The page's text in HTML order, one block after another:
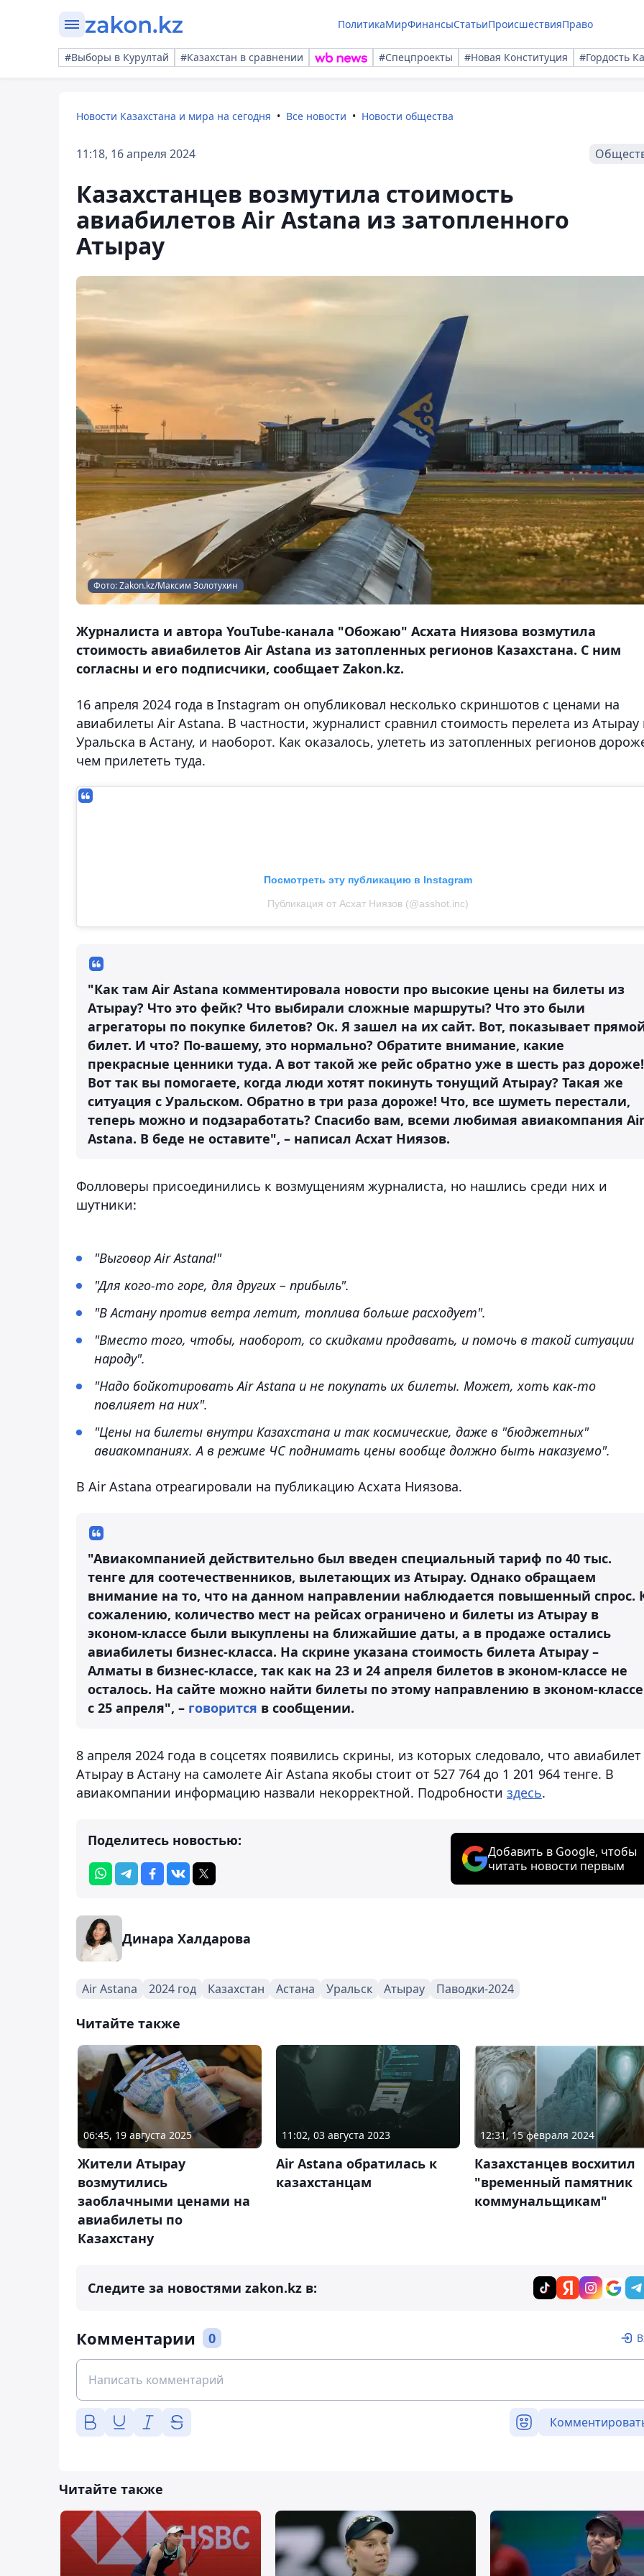
ПолитикаМирФинансыСтатьиПроисшествияПраво
#Выборы в Курултай #Казахстан в сравнении #Спецпроекты #Новая Конституция #Гордость
Новости Казахстана и мира на сегодня Все новости Новости общества
11:18, 16 апреля 2024
Казахстанцев возмутила стоимость
авиабилетов Air Astana из затопленного
Атырау
Фото: Zakon.kz/Максим Золотухин
Журналиста и автора YouTube-канала "Обожаю" Асхата Ниязова возмутила
стоимость авиабилетов Air Astana из затопленных регионов Казахстана. С ним
согласны и его подписчики, сообщает Zakon.kz.
16 апреля 2024 года в Instagram он опубликовал несколько скриншотов с ценами на
авиабилеты Air Astana. В частности, журналист сравнил стоимость перелета из Атырау
Уральска в Астану, и наоборот. Как оказалось, улететь из затопленных регионов
чем прилететь туда.
Посмотреть эту публикацию в Instagram
Публикация от Асхат Ниязов (@asshot.inc)
"Как там Air Astana комментировала новости про высокие цены на билеты из
Атырау? Что это фейк? Что выбирали сложные маршруты? Что это были
агрегаторы по покупке билетов? Ок. Я зашел на их сайт. Вот, показывает
билет. И что? По-вашему, это нормально? Обратите внимание, какие
прекрасные ценники туда. А вот такой же рейс обратно уже в шесть раз дороже!
Вот так вы помогаете, когда люди хотят покинуть тонущий Атырау? Такая же
ситуация с Уральском. Обратно в три раза дороже! Что, все шуметь перестали,
теперь можно и подзаработать? Спасибо вам, всеми любимая авиакомпания Air
Astana. В беде не оставите", – написал Асхат Ниязов.
Фолловеры присоединились к возмущениям журналиста, но нашлись среди них и
шутники:
"Выговор Air Astana!"
"Для кого-то горе, для других – прибыль".
"В Астану против ветра летит, топлива больше расходует".
"Вместо того, чтобы, наоборот, со скидками продавать, и помочь в такой ситуации
народу".
"Надо бойкотировать Air Astana и не покупать их билеты. Может, хоть как-то
повлияет на них".
"Цены на билеты внутри Казахстана и так космические, даже в "бюджетных"
авиакомпаниях. А в режиме ЧС поднимать цены вообще должно быть наказуемо".
В Air Astana отреагировали на публикацию Асхата Ниязова.
"Авиакомпанией действительно был введен специальный тариф по 40 тыс.
тенге для соотечественников, вылетающих из Атырау. Однако обращаем
внимание на то, что на данном направлении наблюдается повышенный спрос.
сожалению, количество мест на рейсах ограничено и билеты из Атырау в
эконом-классе были выкуплены на ближайшие даты, а в продаже остались
авиабилеты бизнес-класса. На скрине указана стоимость билета Атырау –
Алматы в бизнес-классе, так как на 23 и 24 апреля билетов в эконом-классе не
осталось. На сайте можно найти билеты по этому направлению в эконом-классе
с 25 апреля", – говорится в сообщении.
8 апреля 2024 года в соцсетях появились скрины, из которых следовало, что
Атырау в Астану на самолете Air Astana якобы стоит от 527 764 до 1 201 964 тенге. В
авиакомпании информацию назвали некорректной. Подробности здесь.
Поделитесь новостью:
Добавить в Google, чтобы
читать новости первым
Динара Халдарова
Air Astana 2024 год Казахстан Астана Уральск Атырау Паводки-2024
Читайте также
06:45, 19 августа 2025
Жители Атырау
возмутились
заоблачными ценами на
авиабилеты по
Казахстану
11:02, 03 августа 2023
Air Astana обратилась к
казахстанцам
12:31, 15 февраля 2024
Казахстанцев восхитил
"временный памятник
коммунальщикам"
Следите за новостями zakon.kz в:
Комментарии 0
Читайте также